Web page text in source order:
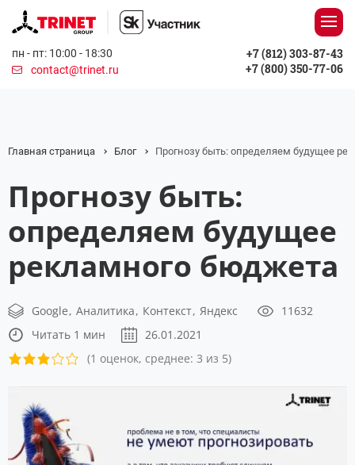
пн - пт: 10:00 - 18:30
contact@trinet.ru
+7 (812) 303-87-43
+7 (800) 350-77-06
Главная страница Блог Прогнозу быть: определяем будущее
Прогнозу быть:
определяем будущее
рекламного бюджета
Google Аналитика Контекст Яндекс
11632
Читать 1 мин
26.01.2021
(1 оценок, среднее: 3 из 5)